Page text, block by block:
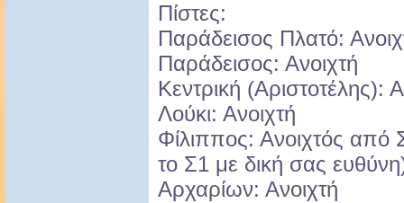
Πίστες:
Παράδεισος Πλατό:
Παράδεισος: Ανοιχτή
Κεντρική (Αριστοτέλης):
Λούκι: Ανοιχτή
Φίλιππος: Ανοιχτός
το Σ1 με δική σας
Αρχαρίων: Ανοιχτή